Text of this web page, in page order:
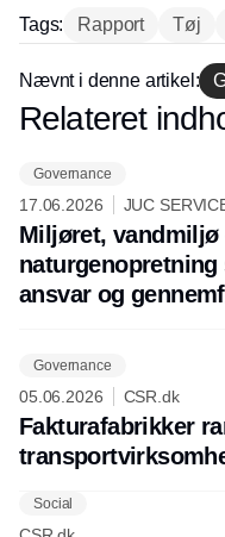
Tags: Rapport Tøj
Nævnt i denne artikel:
Relateret
Governance
17.06.2026 JUC
Miljøret, vandmiljø
naturgenopretning
ansvar og
Governance
05.06.2026 CSR.dk
Fakturafabrikker
Social